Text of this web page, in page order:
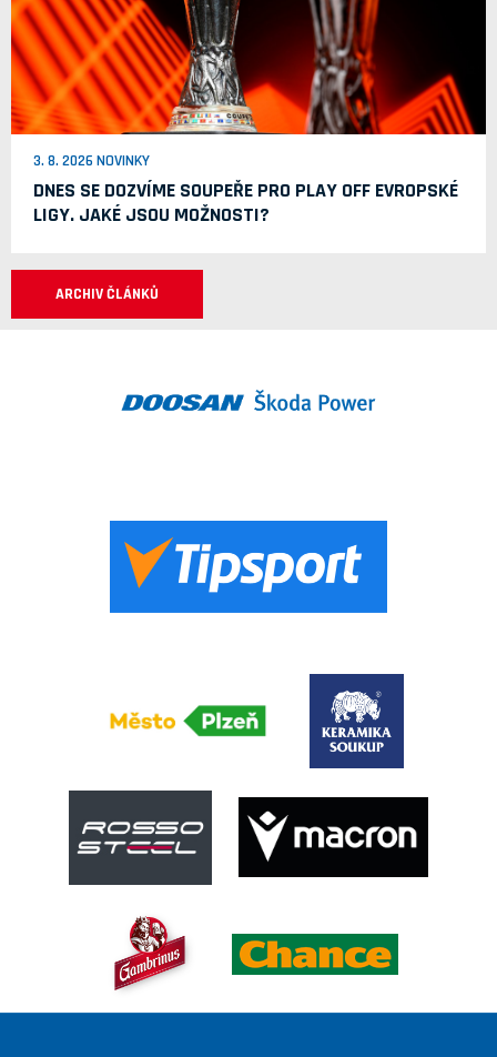
3. 8. 2026 NOVINKY
DNES SE DOZVÍME SOUPEŘE PRO PLAY OFF EVROPSKÉ
LIGY. JAKÉ JSOU MOŽNOSTI?
ARCHIV ČLÁNKŮ